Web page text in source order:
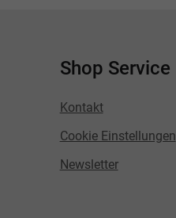
Shop Service
Kontakt
Cookie Einstellungen
Newsletter